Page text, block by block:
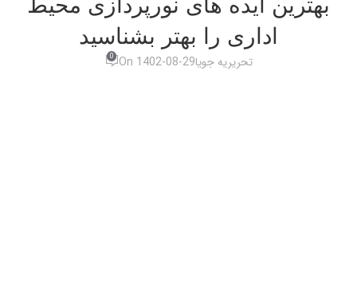
بهترین ایده‌ های نورپردازی محیط
اداری را بهتر بشناسید
تحریریه جویاOn 1402-08-29
0